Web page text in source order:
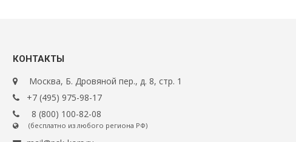
КОНТАКТЫ
Москва, Б. Дровяной пер., д. 8, стр. 1
+7 (495) 975-98-17
8 (800) 100-82-08
(бесплатно из любого региона РФ)